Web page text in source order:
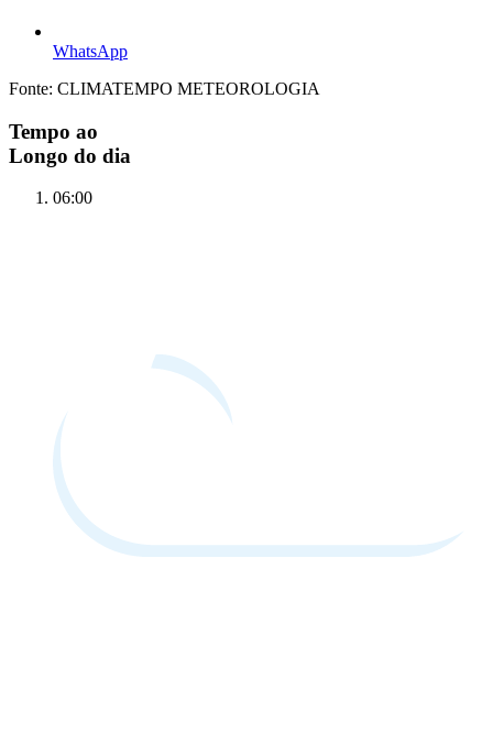
WhatsApp
Fonte: CLIMATEMPO METEOROLOGIA
Tempo ao
Longo do dia
06:00